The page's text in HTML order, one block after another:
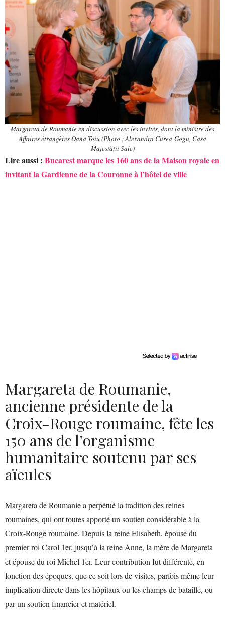
Margareta de Roumanie en discussion avec les invités, dont la ministre des
Affaires étrangères Oana Țoiu (Photo : Alexandra Curea-Gogu, Casa
Majestății Sale)
Lire aussi : Bucarest marque les 160 ans de la Maison royale en
invitant la Gardienne de la Couronne à l’hôtel de ville
Margareta de Roumanie,
ancienne présidente de la
Croix-Rouge roumaine, fête les
150 ans de l’organisme
humanitaire soutenu par ses
aïeules
Margareta de Roumanie a perpétué la tradition des reines
roumaines, qui ont toutes apporté un soutien considérable à la
Croix-Rouge roumaine. Depuis la reine Elisabeth, épouse du
premier roi Carol 1er, jusqu’à la reine Anne, la mère de Margareta
et épouse du roi Michel 1er. Leur contribution fut différente, en
fonction des époques, que ce soit lors de visites, parfois même leur
implication directe dans les hôpitaux ou les champs de bataille, ou
par un soutien financier et matériel.